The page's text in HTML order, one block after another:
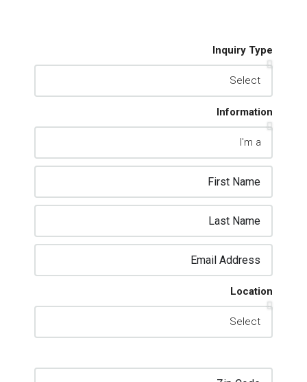
Inquiry Type
Information
Location